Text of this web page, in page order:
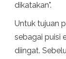
dikatakan".
Untuk tujuan
sebagai puisi
diingat.